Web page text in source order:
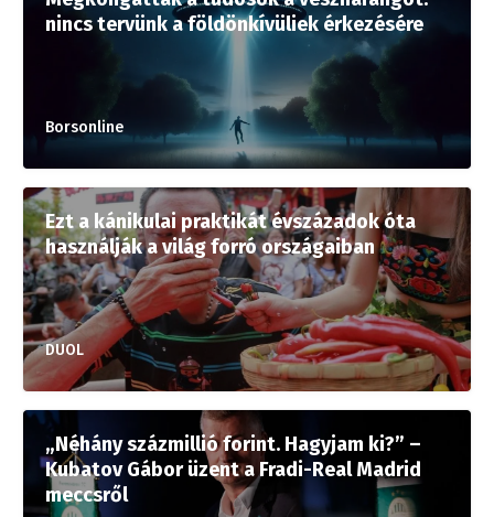
nincs tervünk a földönkívüliek érkezésére
Borsonline
Ezt a kánikulai praktikát évszázadok óta
használják a világ forró országaiban
DUOL
„Néhány százmillió forint. Hagyjam ki?” –
Kubatov Gábor üzent a Fradi-Real Madrid
meccsről